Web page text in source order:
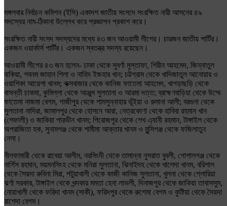
মঙ্গলবার নির্বাচন কমিশন (ইসি) একাদশ জাতীয় সংসদে সংরক্ষিত নারী আসনের ৪৯
সদস্যের নাম-ঠিকানা উল্লেখ করে প্রজ্ঞাপন প্রকাশ করে।
সংরক্ষিত নারী সংসদ সদস্যদের মধ্যে ৪৩ জন আওয়ামী লীগের। চারজন জাতীয় পার্টির।
একজন ওয়ার্কার্স পার্টির। একজন স্বতন্ত্র সদস্য রয়েছেন।
আওয়ামী লীগের ৪৩ জন হলেন- ঢাকা থেকে সুবর্ণা মুস্তাফা, শিরীন আহমেদ, জিন্নাতুল
বাকিয়া, শবনম জাহান শিলা ও নাহিদ ইজহার খান; চট্টগ্রাম থেকে খাদিজাতুল আনোয়ার ও
ওয়াশিকা আয়েশা খানম; কক্সবাজার থেকে কানিজ ফাতেমা আহমেদ, খাগড়াছড়ি থেকে
বাসন্তী চাকমা, কুমিল্লা থেকে আঞ্জুম সুলতানা ও আরমা দত্ত; ব্রাহ্মণবাড়িয়া থেকে উম্মে
ফাতেমা নাজমা বেগম, গাজীপুর থেকে শামসুন্নাহার ভূঁইয়া ও রুমানা আলী; বরগুনা থেকে
সুলতানা নাদিরা, জামালপুর থেকে হোসনে আরা, নেত্রকোণা থেকে হাবিবা রহমান খান
(শেফালী) ও জাকিয়া পারভীন খানম; পিরোজপুর থেকে শেখ এ্যানী রহমান, টাঙ্গাইল থেকে
অপরাজিতা হক, সুনামগঞ্জ থেকে শামীমা আক্তার খানম ও মুন্সিগঞ্জ থেকে ফজিলাতুন
নেসা।
নীলফামারী থেকে রাবেয়া আলীম, নরসিংদী থেকে তামান্না নুসরাত বুবলী, গোপালগঞ্জ থেকে
নার্গিস রহমান, ময়মনসিংহ থেকে মনিরা সুলতানা, ঝিনাইদহ থেকে খালেদা খানম, বরিশাল
থেকে সৈয়দা রুবিনা মিরা, পটুয়াখালী থেকে কাজী কানিজ সুলতানা, খুলনা থেকে গ্লোরিয়া
ঝর্ণা সরকার, টাঙ্গাইল থেকে খন্দকার মমতা হেনা লাভলী, দিনাজপুর থেকে জাকিয়া তাবাসসুম,
নোয়াখালী থেকে ফরিদা খানম (সাকী), ফরিদপুর থেকে রুশেমা বেগম ও কুষ্টিয়া থেকে সৈয়দা
রাশেদা বেগম।